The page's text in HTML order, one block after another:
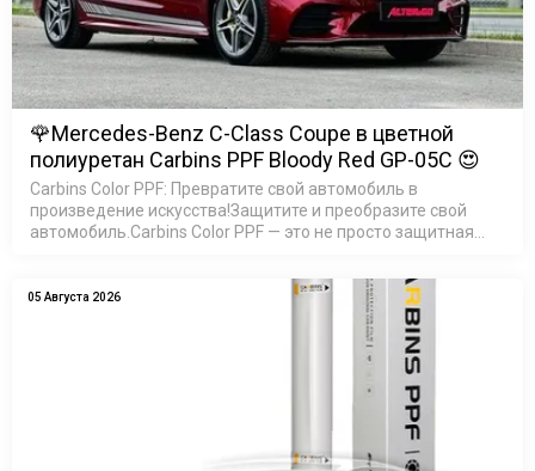
🌹Mercedes-Benz C-Class Coupe в цветной
полиуретан Carbins PPF Bloody Red GP-05C 😍
Carbins Color PPF: Превратите свой автомобиль в
произведение искусства!Защитите и преобразите свой
автомобиль.Carbins Color PPF — это не просто защитная
05 Августа 2026